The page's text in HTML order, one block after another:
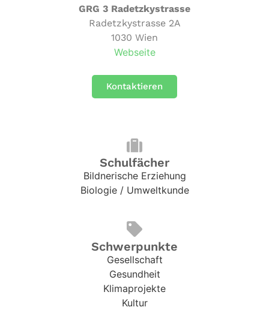
GRG 3 Radetzkystrasse
Radetzkystrasse 2A
1030 Wien
Webseite
Kontaktieren
Schulfächer
Bildnerische Erziehung
Biologie / Umweltkunde
Schwerpunkte
Gesellschaft
Gesundheit
Klimaprojekte
Kultur